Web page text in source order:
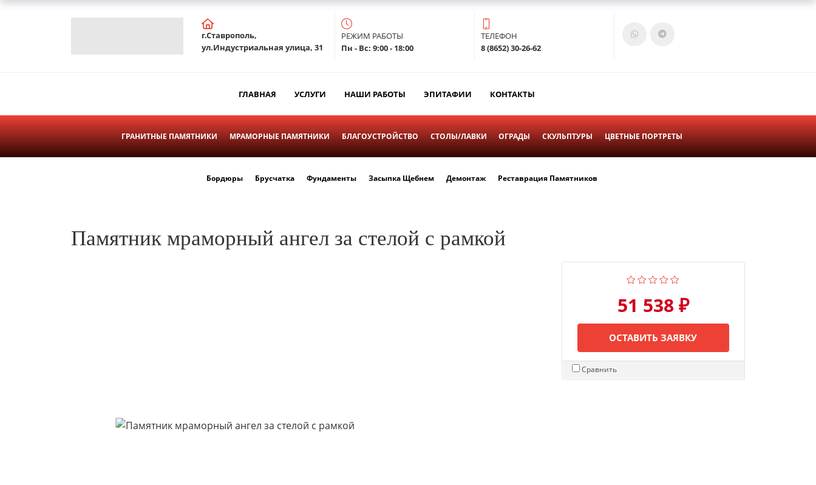
г.Ставрополь,
ул.Индустриальная улица, 31
РЕЖИМ РАБОТЫ
Пн - Вс: 9:00 - 18:00
ТЕЛЕФОН
8 (8652) 30-26-62
ГЛАВНАЯ УСЛУГИ НАШИ РАБОТЫ ЭПИТАФИИ КОНТАКТЫ
ГРАНИТНЫЕ ПАМЯТНИКИ МРАМОРНЫЕ ПАМЯТНИКИ БЛАГОУСТРОЙСТВО СТОЛЫ/ЛАВКИ ОГРАДЫ СКУЛЬПТУРЫ ЦВЕТНЫЕ ПОРТРЕТЫ
Бордюры Брусчатка Фундаменты Засыпка Щебнем Демонтаж Реставрация Памятников
Памятник мраморный ангел за стелой с рамкой
51 538 ₽
ОСТАВИТЬ ЗАЯВКУ
Сравнить